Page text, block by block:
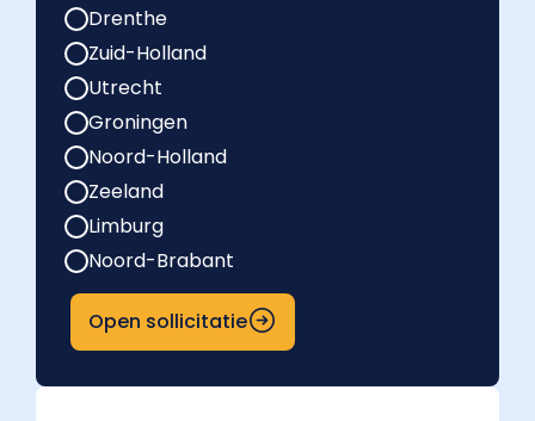
Drenthe
Zuid-Holland
Utrecht
Groningen
Noord-Holland
Zeeland
Limburg
Noord-Brabant
Open sollicitatie